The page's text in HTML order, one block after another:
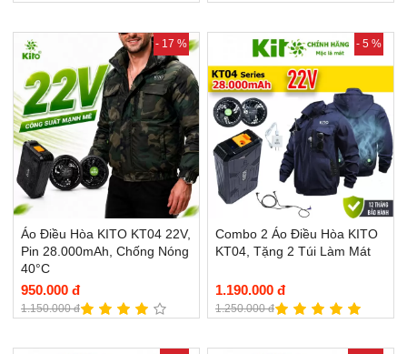
- 17 %
Áo Điều Hòa KITO KT04 22V,
Pin 28.000mAh, Chống Nóng
40°C
950.000 đ
1.150.000 đ
- 5 %
Combo 2 Áo Điều Hòa KITO
KT04, Tặng 2 Túi Làm Mát
1.190.000 đ
1.250.000 đ